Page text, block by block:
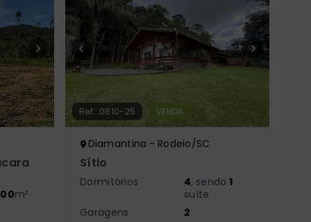
m²
Ref.: 0810-25 VENDA
Diamantina - Rodeio/SC
Sítio
Dormitórios 4, sendo1
suíte
Garagens
2